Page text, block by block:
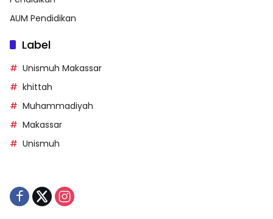
AUM Pendidikan
Label
Unismuh Makassar
khittah
Muhammadiyah
Makassar
Unismuh